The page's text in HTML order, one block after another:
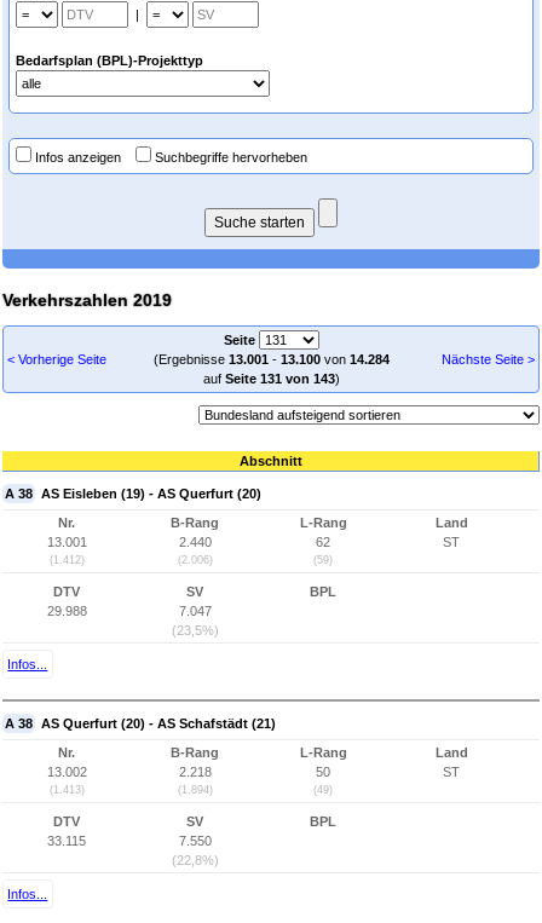
|
Bedarfsplan (BPL)-Projekttyp
Infos anzeigen Suchbegriffe hervorheben
Verkehrszahlen 2019
< Vorherige Seite
Seite
(Ergebnisse 13.001- 13.100von 14.284
auf Seite 131 von 143)
Nächste Seite >
Abschnitt
A 38 AS Eisleben (19) - AS Querfurt (20)
Nr.
13.001
(1.412)
B-Rang
2.440
(2.006)
L-Rang
62
(59)
Land
ST
DTV
29.988
SV
7.047
(23,5%)
BPL
Infos...
A 38 AS Querfurt (20) - AS Schafstädt (21)
Nr.
13.002
(1.413)
B-Rang
2.218
(1.894)
L-Rang
50
(49)
Land
ST
DTV
33.115
SV
7.550
(22,8%)
BPL
Infos...